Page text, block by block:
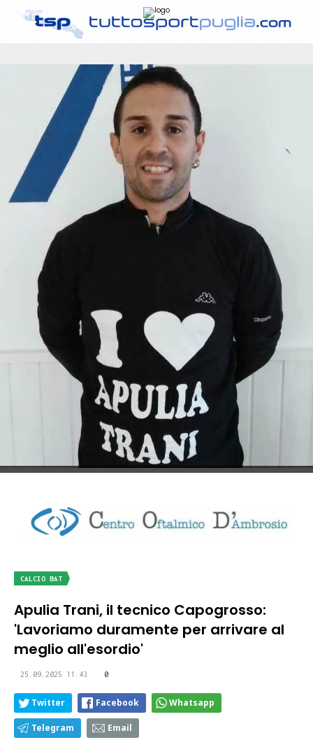
CALCIO BAT
Apulia Trani, il tecnico Capogrosso:
'Lavoriamo duramente per arrivare al
meglio all'esordio'
25.09.2025 11:43 0
Twitter Facebook Whatsapp
Telegram Email